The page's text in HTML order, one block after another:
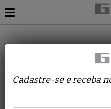
Roberta
Cadastre-se e receba